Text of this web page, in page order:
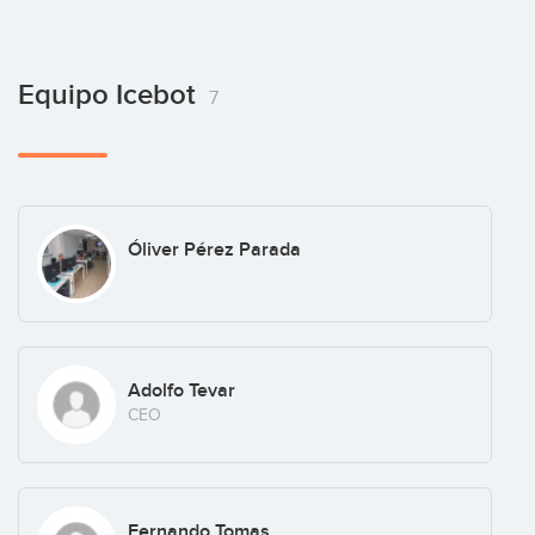
Equipo Icebot 7
Óliver Pérez Parada
Adolfo Tevar
CEO